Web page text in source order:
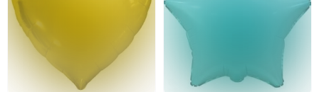
Политика конфиденциальности